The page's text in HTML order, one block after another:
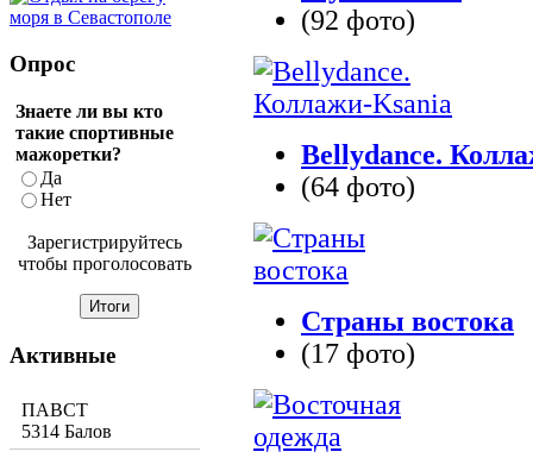
(92 фото)
Bellydance.
(64 фото)
Страны востока
(17 фото)
Опрос
Знаете ли вы кто
такие спортивные
мажоретки?
Да
Нет
Зарегистрируйтесь
чтобы проголосовать
Активные
ПАВСТ
5314 Балов